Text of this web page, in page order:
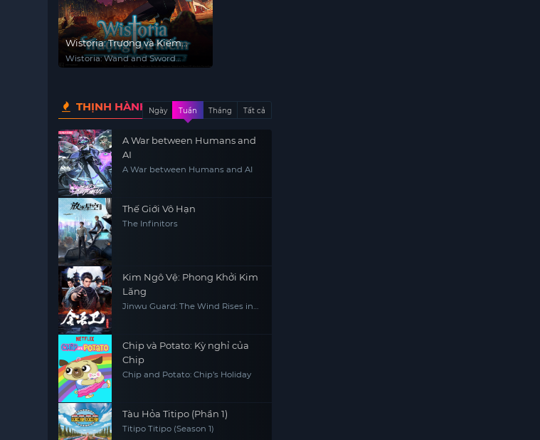
Wistoria: Trượng và Kiếm
(Phần 2)
Wistoria: Wand and Sword
THỊNH HÀNHNgày Tuần Tháng Tất cả
A War between Humans and
AI
A War between Humans and AI
Thế Giới Vô Hạn
The Infinitors
Kim Ngô Vệ: Phong Khởi Kim
Lăng
Jinwu Guard: The Wind Rises in
Chip và Potato: Kỳ nghỉ của
Chip
Chip and Potato: Chip’s Holiday
Tàu Hỏa Titipo (Phần 1)
Titipo Titipo (Season 1)